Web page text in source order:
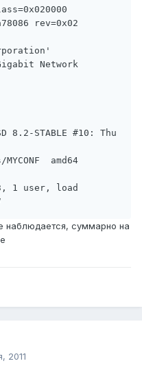
rev=0x02
8.2-STABLE #10: Thu
amd64
1 user, load
наблюдается, суммарно на
2011